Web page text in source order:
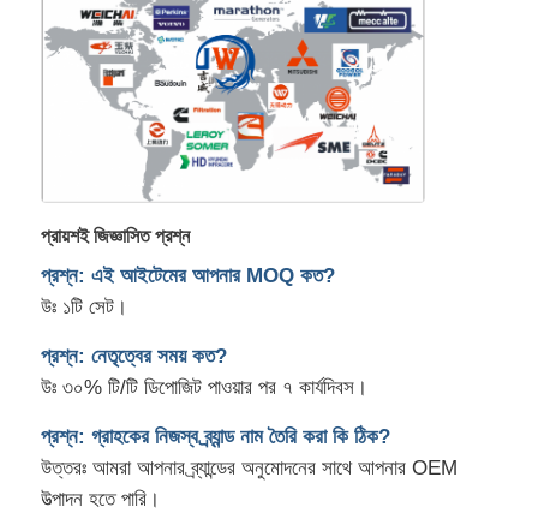
প্রায়শই জিজ্ঞাসিত প্রশ্ন
প্রশ্ন: এই আইটেমের আপনার MOQ কত?
উঃ ১টি সেট।
প্রশ্ন: নেতৃত্বের সময় কত?
উঃ ৩০% টি/টি ডিপোজিট পাওয়ার পর ৭ কার্যদিবস।
প্রশ্ন: গ্রাহকের নিজস্ব ব্র্যান্ড নাম তৈরি করা কি ঠিক?
উত্তরঃ আমরা আপনার ব্র্যান্ডের অনুমোদনের সাথে আপনার OEM
উত্পাদন হতে পারি।